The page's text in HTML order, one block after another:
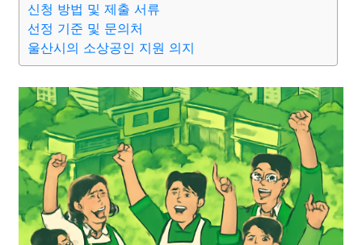
종교 사회 정치 건강 의료
부동산 외국어 교육 교통 생활 기타
신청 방법 및 제출 서류
선정 기준 및 문의처
울산시의 소상공인 지원 의지